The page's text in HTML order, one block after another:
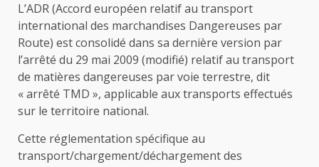
L’ADR (Accord européen relatif au transport
international des marchandises Dangereuses par
Route) est consolidé dans sa dernière version par
l’arrêté du 29 mai 2009 (modifié) relatif au transport
de matières dangereuses par voie terrestre, dit
« arrêté TMD », applicable aux transports effectués
sur le territoire national.
Cette réglementation spécifique au
transport/chargement/déchargement des